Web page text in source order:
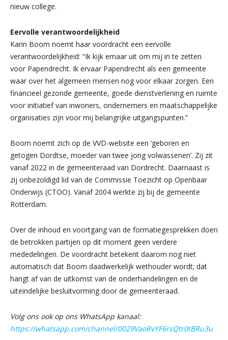
nieuw college.
Eervolle verantwoordelijkheid
Karin Boom noemt haar voordracht een eervolle
verantwoordelijkheid: “Ik kijk ernaar uit om mij in te zetten
voor Papendrecht. Ik ervaar Papendrecht als een gemeente
waar over het algemeen mensen nog voor elkaar zorgen. Een
financieel gezonde gemeente, goede dienstverlening en ruimte
voor initiatief van inwoners, ondernemers en maatschappelijke
organisaties zijn voor mij belangrijke uitgangspunten.”
Boom noemt zich op de VVD-website een ‘geboren en
getogen Dordtse, moeder van twee jong volwassenen’. Zij zit
vanaf 2022 in de gemeenteraad van Dordrecht. Daarnaast is
zij onbezoldigd lid van de Commissie Toezicht op Openbaar
Onderwijs (CTOO). Vanaf 2004 werkte zij bij de gemeente
Rotterdam.
Over de inhoud en voortgang van de formatiegesprekken doen
de betrokken partijen op dit moment geen verdere
mededelingen. De voordracht betekent daarom nog niet
automatisch dat Boom daadwerkelijk wethouder wordt; dat
hangt af van de uitkomst van de onderhandelingen en de
uiteindelijke besluitvorming door de gemeenteraad.
Volg ons ook op ons WhatsApp kanaal:
https://whatsapp.com/channel/0029VaoRvYF6rsQtr0tBRu3u